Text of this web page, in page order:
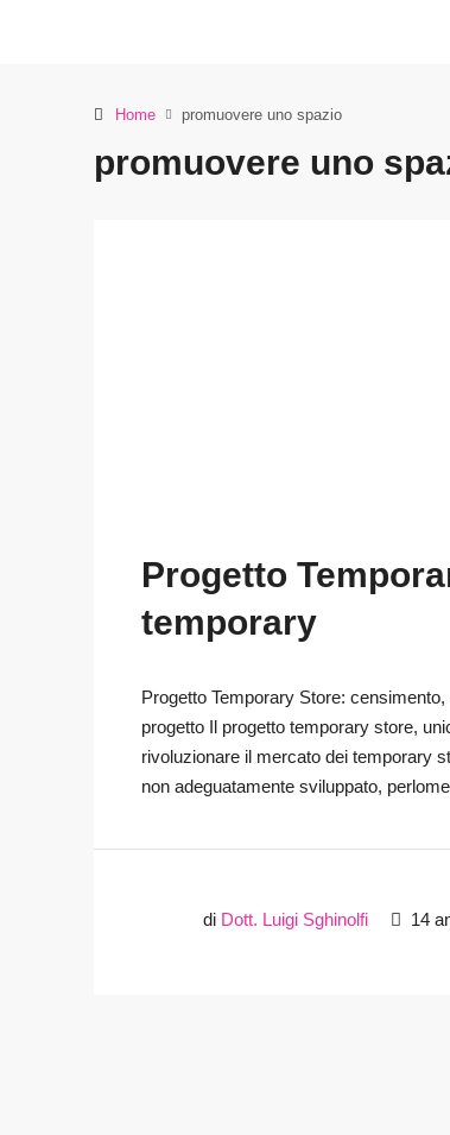
Home promuovere uno spazio
promuovere uno
Progetto
temporary
Progetto Temporary Store:
progetto Il progetto temporary store,
rivoluzionare il mercato dei temporary
non adeguatamente sviluppato,
di Dott. Luigi Sghinolfi 14